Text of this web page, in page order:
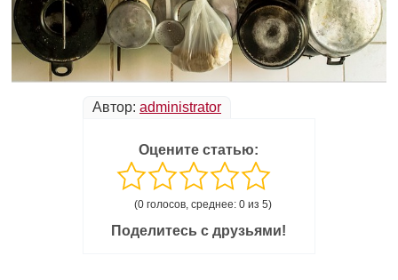
Автор: administrator
Оцените статью:
(0 голосов, среднее: 0 из 5)
Поделитесь с друзьями!